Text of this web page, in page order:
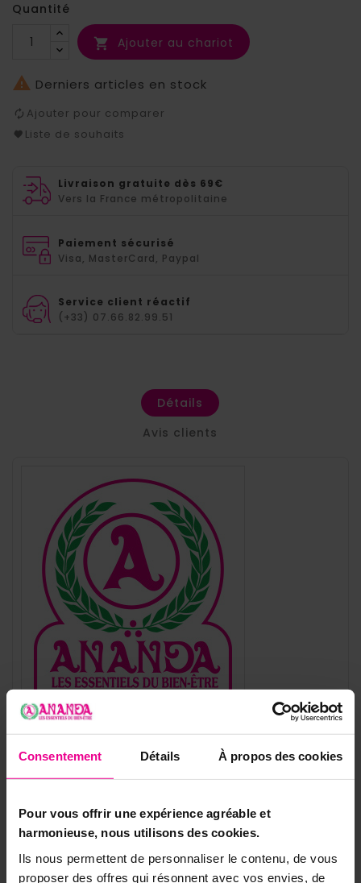
Consentement Détails À propos des cookies
Pour vous offrir une expérience agréable et
harmonieuse, nous utilisons des cookies.
Ils nous permettent de personnaliser le contenu, de vous
proposer des offres qui résonnent avec vos envies, de
Quantité
 Ajouter au chariot
 Derniers articles en stock
Ajouter pour comparer
Liste de souhaits
Livraison gratuite dès 69€
Vers la France métropolitaine
Paiement sécurisé
Visa, MasterCard, Paypal
Service client réactif
(+33) 07.66.82.99.51
Détails
Avis clients
8 autres produits dans la même
catégorie: